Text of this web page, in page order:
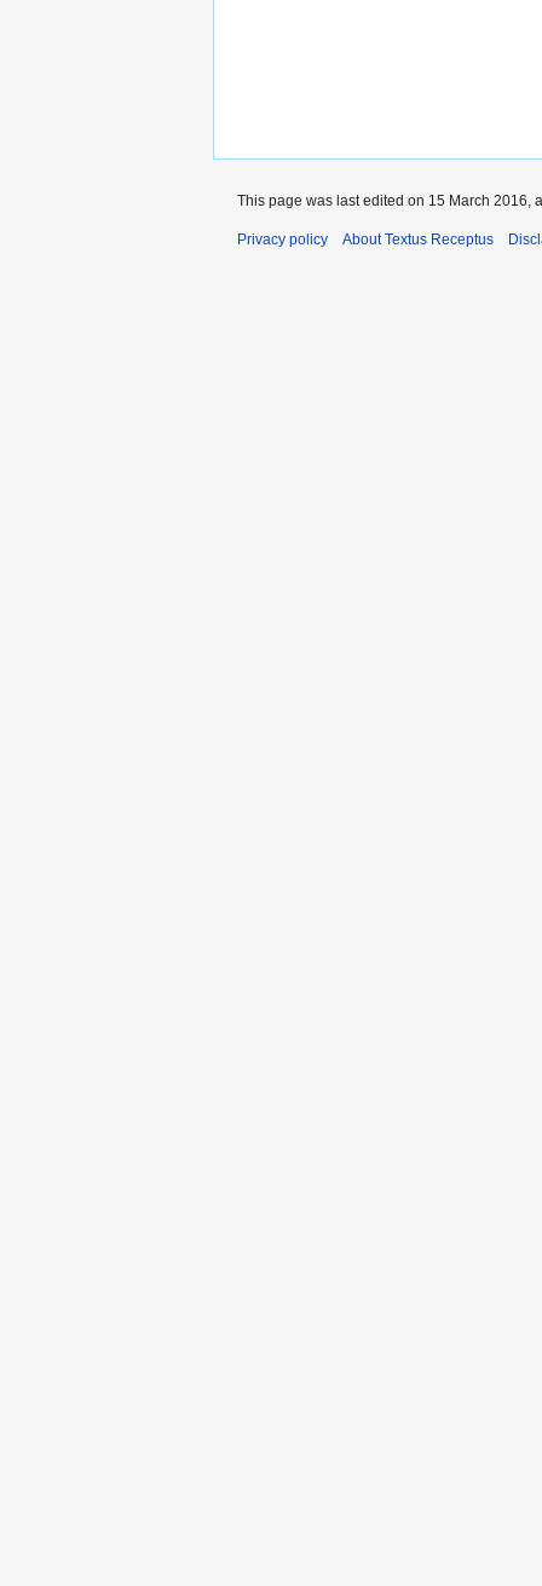
This page was last edited on 15 March 2016,
Privacy policy About Textus Receptus